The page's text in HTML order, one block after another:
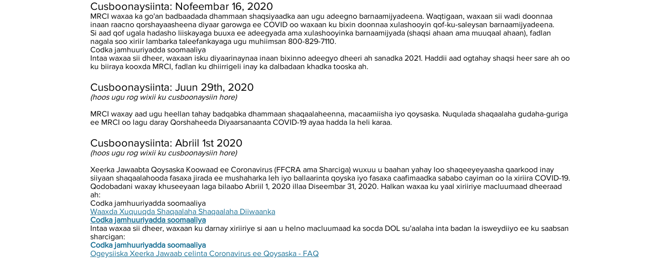
Cusboonaysiinta: Nofeembar 16, 2020
MRCI waxaa ka go'an badbaadada dhammaan shaqsiyaadka aan ugu adeegno barnaamijyadeena. Waqtigaan, waxaan sii wadi doonnaa
inaan raacno qorshayaasheena diyaar garowga ee COVID oo waxaan ku bixin doonnaa xulashooyin qof-ku-saleysan barnaamijyadeena.
Si aad qof ugala hadasho liiskayaga buuxa ee adeegyada ama xulashooyinka barnaamijyada (shaqsi ahaan ama muuqaal ahaan), fadlan
nagala soo xiriir lambarka taleefankayaga ugu muhiimsan 800-829-7110.
Codka jamhuuriyadda soomaaliya
Intaa waxaa sii dheer, waxaan isku diyaarinaynaa inaan bixinno adeegyo dheeri ah sanadka 2021. Haddii aad ogtahay shaqsi heer sare ah oo
ku biiraya kooxda MRCI, fadlan ku dhiirrigeli inay ka dalbadaan khadka tooska ah.
Cusboonaysiinta: Juun 29th, 2020
(hoos ugu rog wixii ku cusboonaysiin hore)
MRCI waxay aad ugu heellan tahay badqabka dhammaan shaqaalaheenna, macaamiisha iyo qoysaska. Nuqulada shaqaalaha gudaha-guriga
ee MRCI oo lagu daray Qorshaheeda Diyaarsanaanta COVID-19 ayaa hadda la heli karaa.
Cusboonaysiinta: Abriil 1st 2020
(hoos ugu rog wixii ku cusboonaysiin hore)
Xeerka Jawaabta Qoysaska Koowaad ee Coronavirus (FFCRA ama Sharciga) wuxuu u baahan yahay loo shaqeeyeyaasha qaarkood inay
siiyaan shaqaalahooda fasaxa jirada ee mushaharka leh iyo ballaarinta qoyska iyo fasaxa caafimaadka sababo cayiman oo la xiriira COVID-19.
Qodobadani waxay khuseeyaan laga bilaabo Abriil 1, 2020 illaa Diseembar 31, 2020. Halkan waxaa ku yaal xiriiriye macluumaad dheeraad
ah:
Codka jamhuuriyadda soomaaliya
Waaxda Xuquuqda Shaqaalaha Shaqaalaha Diiwaanka
Codka jamhuuriyadda soomaaliya
Intaa waxaa sii dheer, waxaan ku darnay xiriiriye si aan u helno macluumaad ka socda DOL su'aalaha inta badan la isweydiiyo ee ku saabsan
sharcigan:
Codka jamhuuriyadda soomaaliya
Ogeysiiska Xeerka Jawaab celinta Coronavirus ee Qoysaska - FAQ